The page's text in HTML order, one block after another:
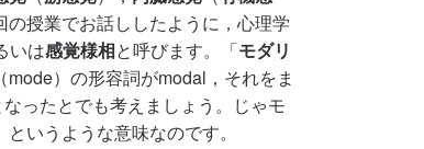
授業でお話ししたように，心理学
いは感覚様相と呼びます。「モダリ
）の形容詞がmodal，それをま
ったとでも考えましょう。じゃモ
いうような意味なのです。